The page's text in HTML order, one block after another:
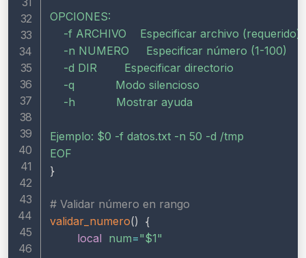
OPCIONES:
    -f ARCHIVO    Especificar archivo (requerido)
    -n NUMERO     Especificar número (1-100)
    -d DIR        Especificar directorio
    -q            Modo silencioso
    -h            Mostrar ayuda
Ejemplo: $0 -f datos.txt -n 50 -d /tmp
EOF
}
# Validar número en rango
validar_numero() {
local num="$1"